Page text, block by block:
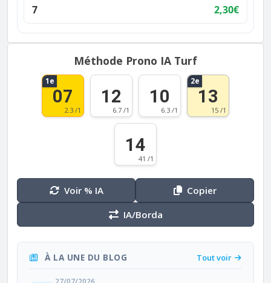
7
2,30€
Méthode Prono IA Turf
1e
07
2.3 /1
12
6.7 /1
10
6.3 /1
2e
13
15 /1
14
41 /1
Voir % IA
Copier
IA/Borda
À LA UNE DU BLOG Tout voir